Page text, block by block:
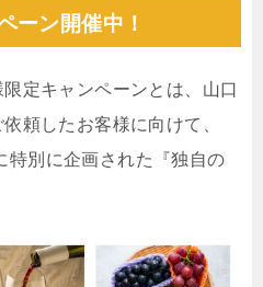
ーン開催中！
定キャンペーンとは、山口
頼したお客様に向けて、
特別に企画された『独自の